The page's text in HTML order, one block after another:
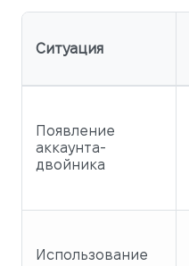
Ситуация
Появление
аккаунта-
двойника
Использование